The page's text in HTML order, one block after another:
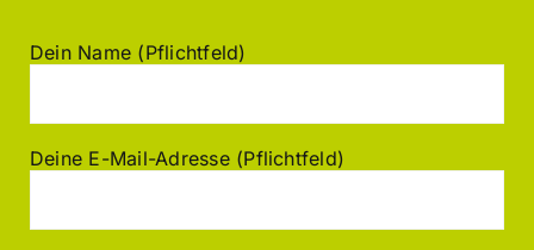
Dein Name (Pflichtfeld)
Deine E-Mail-Adresse (Pflichtfeld)